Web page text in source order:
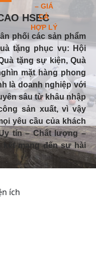
– GIÁ
CẢ
HỢP LÝ
HSEC
phối các sản phẩm
tặng phục vụ: Hội
tặng sự kiện, Quà
mặt hàng phong
là doanh nghiệp với
sâu từ khâu nhập
sản xuất, vì vậy
yêu cầu của khách
tín – Chất lượng –
kết mang đến sự hài
ích